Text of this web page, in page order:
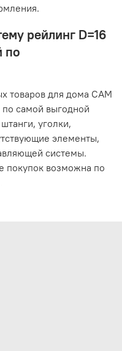
рейлинг D=16
по
товаров для дома САМ
самой выгодной
уголки,
элементы,
системы.
покупок возможна по